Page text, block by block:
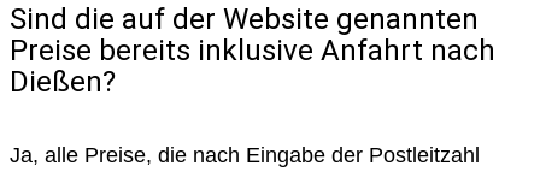
Sind die auf der Website genannten
Preise bereits inklusive Anfahrt nach
Dießen?
Ja, alle Preise, die nach Eingabe der Postleitzahl